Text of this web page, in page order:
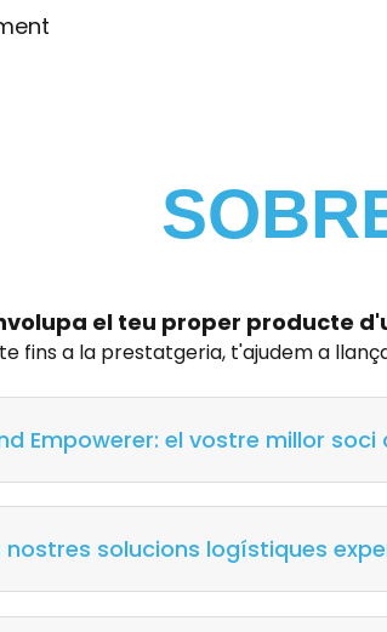
el teu proper producte
fins a la prestatgeria, t'ajudem a
Empowerer: el vostre millor
nostres solucions logístiques